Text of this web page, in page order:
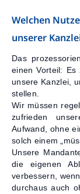
Welchen
unserer
Das
einen Vorteil: Es
unsere Kanzlei,
stellen.
Wir müssen
zufrieden
Aufwand, ohne
solch einem
Unsere
die eigenen
verbessern,
durchaus auch